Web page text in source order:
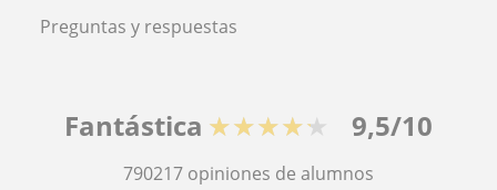
Preguntas y respuestas
Fantástica ★★★★★ 9,5/10
790217 opiniones de alumnos